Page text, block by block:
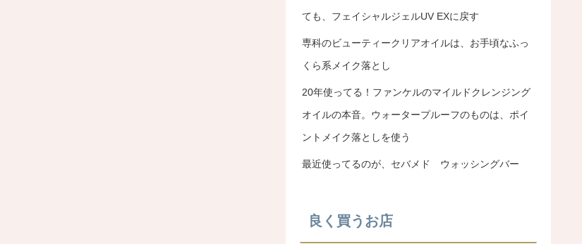
ても、フェイシャルジェルUV EXに戻す
専科のビューティークリアオイルは、お手頃なふっ
くら系メイク落とし
20年使ってる！ファンケルのマイルドクレンジング
オイルの本音。ウォータープルーフのものは、ポイ
ントメイク落としを使う
最近使ってるのが、セバメド ウォッシングバー
良く買うお店